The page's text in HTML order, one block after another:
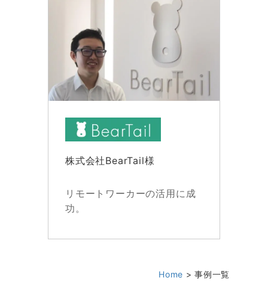
株式会社BearTail様
リモートワーカーの活用に成
功。
Home 事例一覧